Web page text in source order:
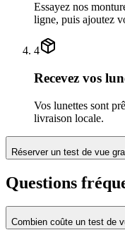
Essayez nos
ligne, puis ajoutez
4
Recevez vos
Vos lunettes sont
livraison locale.
Réserver un test de vue
Questions
Combien coûte un test de